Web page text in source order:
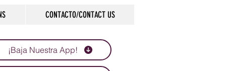
CONTACTO/CONTACT US
¡Baja Nuestra App!